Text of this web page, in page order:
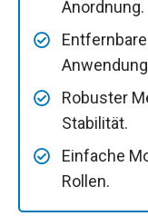
Anordnung.
Robuster
Stabilität.
Einfache
Rollen.